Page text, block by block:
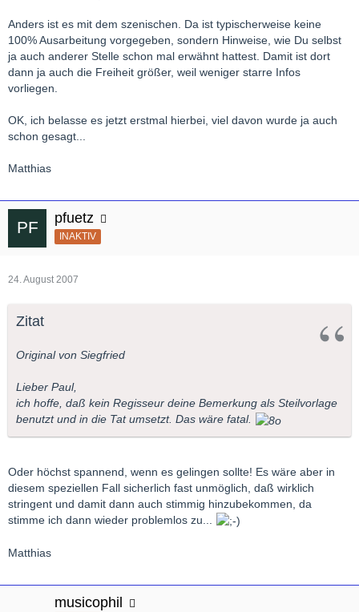
Anders ist es mit dem szenischen. Da ist typischerweise keine
100% Ausarbeitung vorgegeben, sondern Hinweise, wie Du selbst
ja auch anderer Stelle schon mal erwähnt hattest. Damit ist dort
dann ja auch die Freiheit größer, weil weniger starre Infos
vorliegen.
OK, ich belasse es jetzt erstmal hierbei, viel davon wurde ja auch
schon gesagt...
Matthias
pfuetz
INAKTIV
24. August 2007
Zitat
Original von Siegfried
Lieber Paul,
ich hoffe, daß kein Regisseur deine Bemerkung als Steilvorlage
benutzt und in die Tat umsetzt. Das wäre fatal.
Oder höchst spannend, wenn es gelingen sollte! Es wäre aber in
diesem speziellen Fall sicherlich fast unmöglich, daß wirklich
stringent und damit dann auch stimmig hinzubekommen, da
stimme ich dann wieder problemlos zu...
Matthias
musicophil